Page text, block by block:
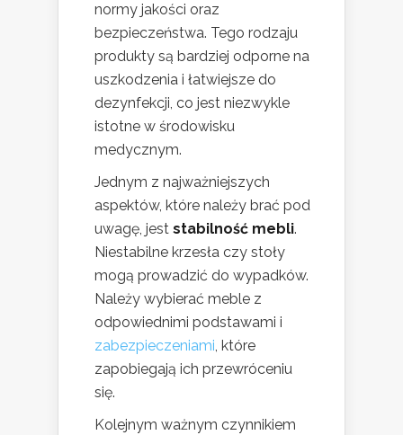
normy jakości oraz
bezpieczeństwa. Tego rodzaju
produkty są bardziej odporne na
uszkodzenia i łatwiejsze do
dezynfekcji, co jest niezwykle
istotne w środowisku
medycznym.
Jednym z najważniejszych
aspektów, które należy brać pod
uwagę, jest stabilność mebli.
Niestabilne krzesła czy stoły
mogą prowadzić do wypadków.
Należy wybierać meble z
odpowiednimi podstawami i
zabezpieczeniami, które
zapobiegają ich przewróceniu
się.
Kolejnym ważnym czynnikiem